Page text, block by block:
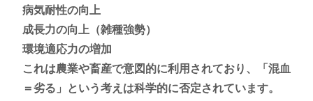
病気耐性の向上
成長力の向上（雑種強勢）
環境適応力の増加
これは農業や畜産で意図的に利用されており、「混血
＝劣る」という考えは科学的に否定されています。